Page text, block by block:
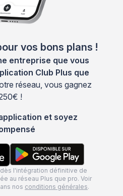
vos bons plans !
entreprise que vous
Club Plus que
réseau, vous gagnez
!
et soyez
l'intégration définitive de
au réseau Plus que pro. Voir
nos conditions générales.